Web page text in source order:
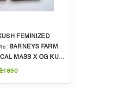
FEMINIZED
BARNEYS FARM
MASS X OG KUSH